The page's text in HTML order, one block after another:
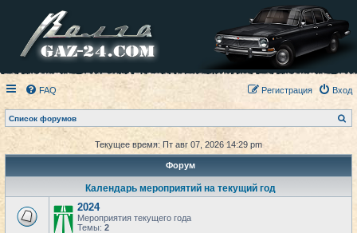
FAQ Вход
Регистрация
Список форумов
о
к
Текущее время: Пт авг 07, 2026 14:29 pm
Форум
Календарь мероприятий на текущий год
2024
Мероприятия текущего года
Темы: 2